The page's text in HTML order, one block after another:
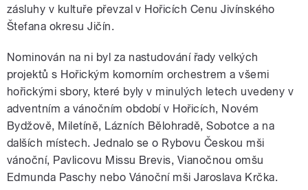
zásluhy v kultuře převzal v Hořicích Cenu Jivínského
Štefana okresu Jičín.
Nominován na ni byl za nastudování řady velkých
projektů s Hořickým komorním orchestrem a všemi
hořickými sbory, které byly v minulých letech uvedeny v
adventním a vánočním období v Hořicích, Novém
Bydžově, Miletíně, Lázních Bělohradě, Sobotce a na
dalších místech. Jednalo se o Rybovu Českou mši
vánoční, Pavlicovu Missu Brevis, Vianočnou omšu
Edmunda Paschy nebo Vánoční mši Jaroslava Krčka.